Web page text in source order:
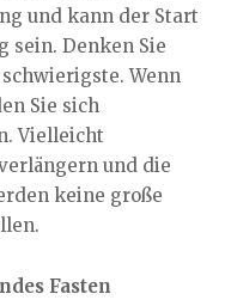
und kann der Start
sein. Denken Sie
Wenn
Sie sich
Vielleicht
und die
keine große
Fasten